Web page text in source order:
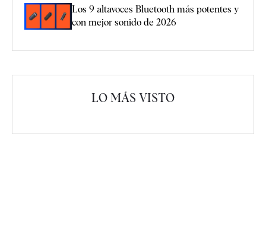
Los 9 altavoces Bluetooth más potentes y
con mejor sonido de 2026
LO MÁS VISTO